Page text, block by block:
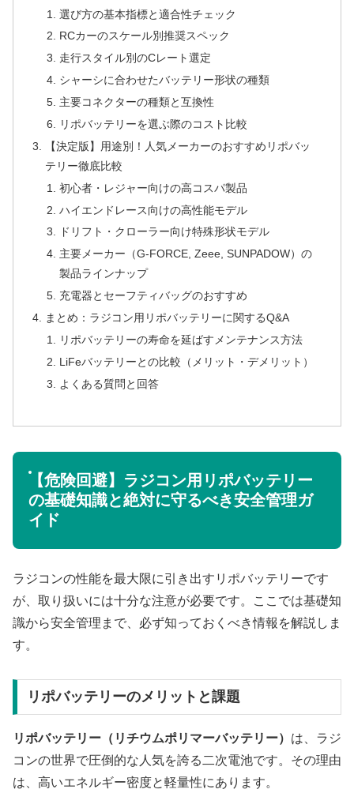
選び方の基本指標と適合性チェック
RCカーのスケール別推奨スペック
走行スタイル別のCレート選定
シャーシに合わせたバッテリー形状の種類
主要コネクターの種類と互換性
リポバッテリーを選ぶ際のコスト比較
【決定版】用途別！人気メーカーのおすすめリポバッ
テリー徹底比較
初心者・レジャー向けの高コスパ製品
ハイエンドレース向けの高性能モデル
ドリフト・クローラー向け特殊形状モデル
主要メーカー（G-FORCE, Zeee, SUNPADOW）の
製品ラインナップ
充電器とセーフティバッグのおすすめ
まとめ：ラジコン用リポバッテリーに関するQ&A
リポバッテリーの寿命を延ばすメンテナンス方法
LiFeバッテリーとの比較（メリット・デメリット）
よくある質問と回答
【危険回避】ラジコン用リポバッテリー
の基礎知識と絶対に守るべき安全管理ガ
イド
ラジコンの性能を最大限に引き出すリポバッテリーです
が、取り扱いには十分な注意が必要です。ここでは基礎知
識から安全管理まで、必ず知っておくべき情報を解説しま
す。
リポバッテリーのメリットと課題
リポバッテリー（リチウムポリマーバッテリー） は、ラジ
コンの世界で圧倒的な人気を誇る二次電池です。その理由
は、高いエネルギー密度と軽量性にあります。